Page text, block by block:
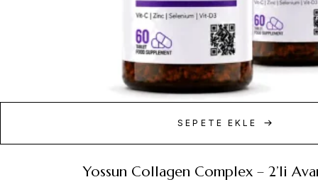
SEPETE EKLE
Yossun Collagen Complex – 2’li